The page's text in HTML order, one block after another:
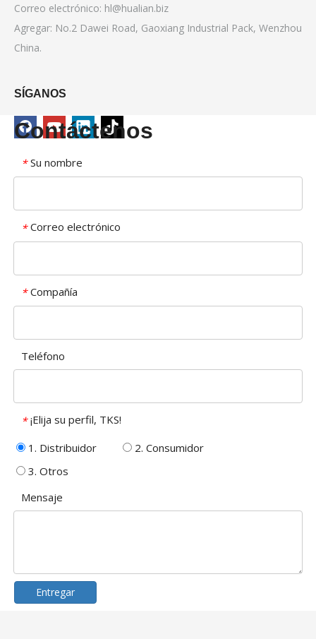
Correo electrónico: hl@hualian.biz
Agregar: No.2 Dawei Road, Gaoxiang Industrial Pack, Wenzhou
China.
SÍGANOS
Contáctenos
* Su nombre
* Correo electrónico
* Compañía
Teléfono
* ¡Elija su perfil, TKS!
1. Distribuidor
2. Consumidor
3. Otros
Mensaje
Entregar